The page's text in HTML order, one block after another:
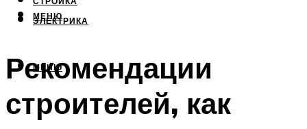
ЭЛЕКТРИКА
МЕНЮ
МЕНЮ
Рекомендации
строителей, как